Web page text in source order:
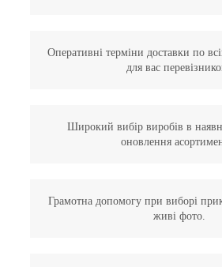
Оперативні терміни доставки по
для вас
Широкий вибір виробів в
оновлення
Грамотна допомогу при виборі
живі фото.